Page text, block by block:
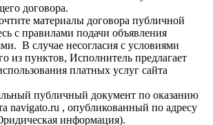
договора.
материалы договора публичной
с правилами подачи объявления
В случае несогласия с условиями
из пунктов, Исполнитель предлагает
платных услуг сайта
публичный документ по оказанию
navigato.ru , опубликованный по адресу
информация).